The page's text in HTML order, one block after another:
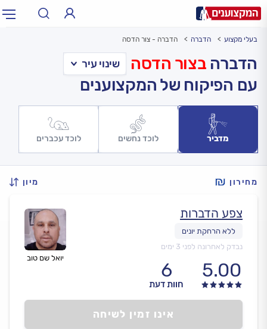
עירעיר: תל אביב, חיפה…
בעלי מקצוע הדברה הדברה - צור הדסה
הדברה בצור הדסה
עם הפיקוח של המקצוענים
מדביר לוכד נחשים לוכד עכברים
מחירון מיון
יואל שם טוב
צפע הדברות
נבדק לאחרונה לפני 3 ימים
5.00
6
חוות דעת
אינו זמין לשיחה